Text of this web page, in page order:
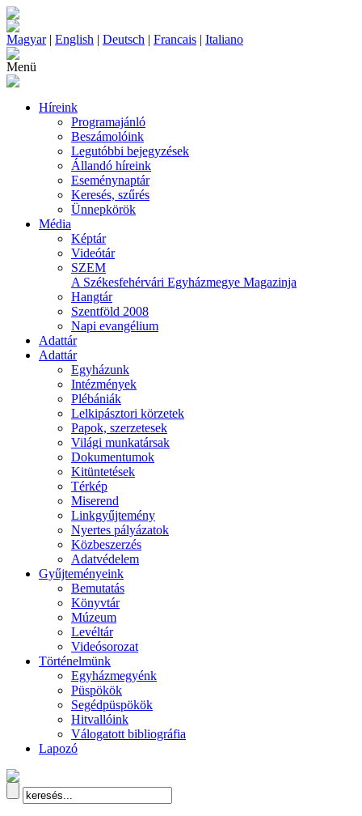
Magyar| English | Deutsch | Francais | Italiano
Menü
Híreink
Programajánló
Beszámolóink
Legutóbbi bejegyzések
Állandó híreink
Eseménynaptár
Keresés, szűrés
Ünnepkörök
Média
Képtár
Videótár
SZEM
A Székesfehérvári Egyházmegye Magazinja
Hangtár
Szentföld 2008
Napi evangélium
Adattár
Adattár
Egyházunk
Intézmények
Plébániák
Lelkipásztori körzetek
Papok, szerzetesek
Világi munkatársak
Dokumentumok
Kitüntetések
Térkép
Miserend
Linkgyűjtemény
Nyertes pályázatok
Közbeszerzés
Adatvédelem
Gyűjteményeink
Bemutatás
Könyvtár
Múzeum
Levéltár
Videósorozat
Történelmünk
Egyházmegyénk
Püspökök
Segédpüspökök
Hitvallóink
Válogatott bibliográfia
Lapozó